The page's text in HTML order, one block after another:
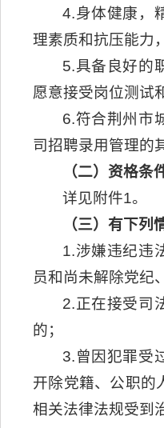
4.身体健康，
理素质和抗压能力
5.具备良好的
愿意接受岗位测试
6.符合荆州市
司招聘录用管理的
（二）资格条
详见附件1。
（三）有下列
1.涉嫌违纪违
员和尚未解除党纪
2.正在接受司
的；
3.曾因犯罪受
开除党籍、公职的
相关法律法规受到